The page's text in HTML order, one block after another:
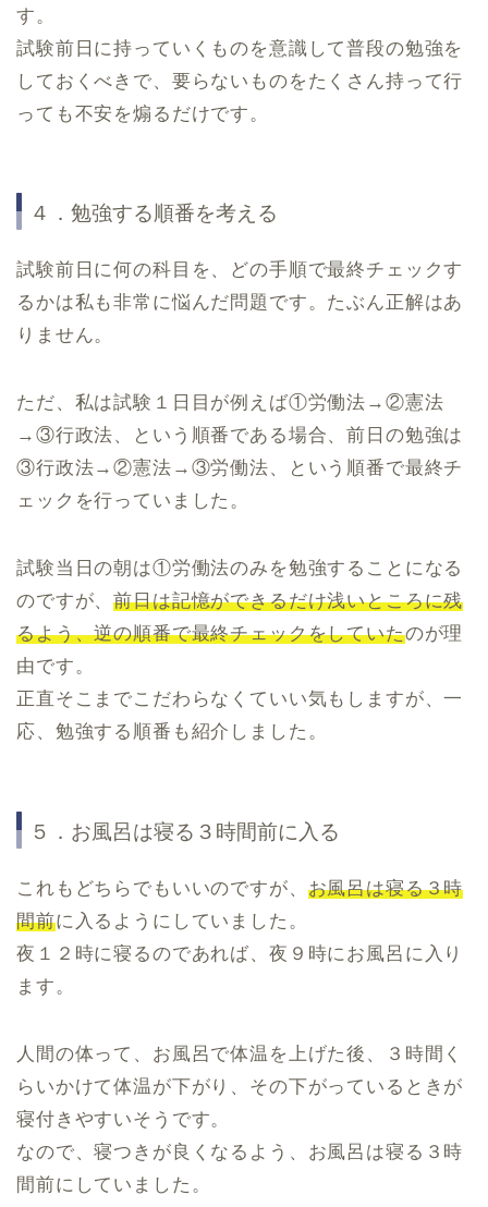
す。
試験前日に持っていくものを意識して普段の勉強を
しておくべきで、要らないものをたくさん持って行
っても不安を煽るだけです。
４．勉強する順番を考える
試験前日に何の科目を、どの手順で最終チェックす
るかは私も非常に悩んだ問題です。たぶん正解はあ
りません。
ただ、私は試験１日目が例えば①労働法→②憲法
→③行政法、という順番である場合、前日の勉強は
③行政法→②憲法→③労働法、という順番で最終チ
ェックを行っていました。
試験当日の朝は①労働法のみを勉強することになる
のですが、前日は記憶ができるだけ浅いところに残
るよう、逆の順番で最終チェックをしていたのが理
由です。
正直そこまでこだわらなくていい気もしますが、一
応、勉強する順番も紹介しました。
５．お風呂は寝る３時間前に入る
これもどちらでもいいのですが、 お風呂は寝る３時
間前に入るようにしていました。
夜１２時に寝るのであれば、夜９時にお風呂に入り
ます。
人間の体って、お風呂で体温を上げた後、３時間く
らいかけて体温が下がり、その下がっているときが
寝付きやすいそうです。
なので、寝つきが良くなるよう、お風呂は寝る３時
間前にしていました。